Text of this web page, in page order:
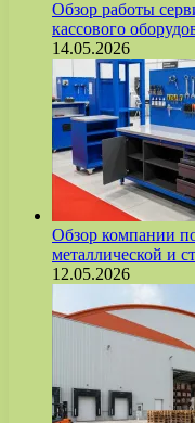
Обзор работы
кассового
14.05.2026
Обзор компании
металлической и
12.05.2026